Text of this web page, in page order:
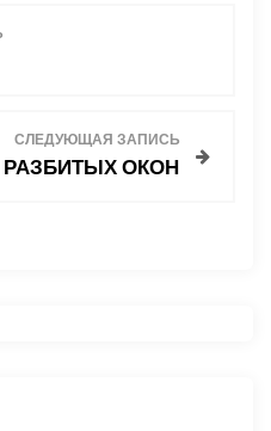
СЛЕДУЮЩАЯ ЗАПИСЬ
ОКОН